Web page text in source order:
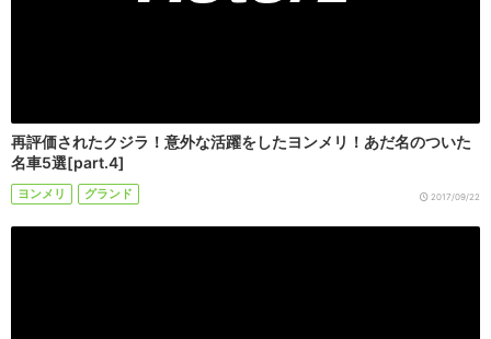
再評価されたクジラ！意外な活躍をしたヨンメリ！あだ名のついた
名車5選[part.4]
ヨンメリ グランド 2017/09/22